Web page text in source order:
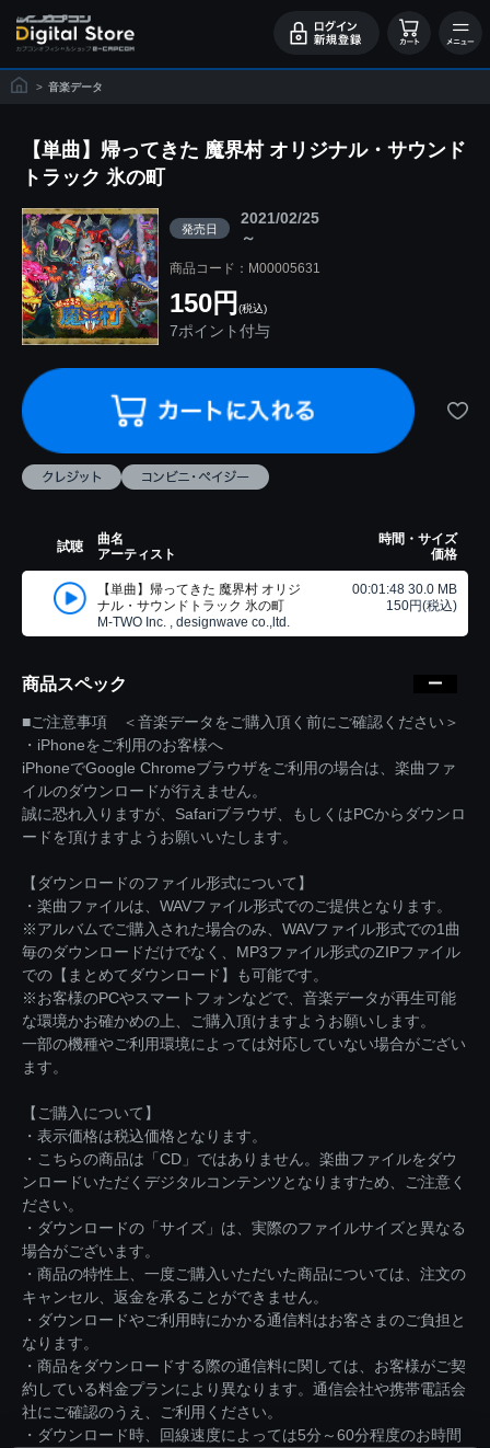
> 音楽データ
【単曲】帰ってきた 魔界村 オリジナル・サウンド
トラック 氷の町
発売日
2021/02/25
～
商品コード：M00005631
150円 (税込)
7ポイント付与
試聴
曲名
アーティスト
時間・サイズ
価格
【単曲】帰ってきた 魔界村 オリジ
ナル・サウンドトラック 氷の町
M-TWO Inc. , designwave co.,ltd.
00:01:48 30.0 MB
150円(税込)
商品スペック
■ご注意事項 ＜音楽データをご購入頂く前にご確認ください＞
・iPhoneをご利用のお客様へ
iPhoneでGoogle Chromeブラウザをご利用の場合は、楽曲ファ
イルのダウンロードが行えません。
誠に恐れ入りますが、Safariブラウザ、もしくはPCからダウンロ
ードを頂けますようお願いいたします。
【ダウンロードのファイル形式について】
・楽曲ファイルは、WAVファイル形式でのご提供となります。
※アルバムでご購入された場合のみ、WAVファイル形式での1曲
毎のダウンロードだけでなく、MP3ファイル形式のZIPファイル
での【まとめてダウンロード】も可能です。
※お客様のPCやスマートフォンなどで、音楽データが再生可能
な環境かお確かめの上、ご購入頂けますようお願いします。
一部の機種やご利用環境によっては対応していない場合がござい
ます。
【ご購入について】
・表示価格は税込価格となります。
・こちらの商品は「CD」ではありません。楽曲ファイルをダウ
ンロードいただくデジタルコンテンツとなりますため、ご注意く
ださい。
・ダウンロードの「サイズ」は、実際のファイルサイズと異なる
場合がございます。
・商品の特性上、一度ご購入いただいた商品については、注文の
キャンセル、返金を承ることができません。
・ダウンロードやご利用時にかかる通信料はお客さまのご負担と
なります。
・商品をダウンロードする際の通信料に関しては、お客様がご契
約している料金プランにより異なります。通信会社や携帯電話会
社にご確認のうえ、ご利用ください。
・ダウンロード時、回線速度によっては5分～60分程度のお時間